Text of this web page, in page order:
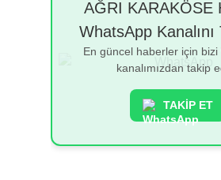
AĞRI KARAKÖSE
WhatsApp Kanalını
En güncel haberler için bizi
kanalımızdan takip
TAKİP ET